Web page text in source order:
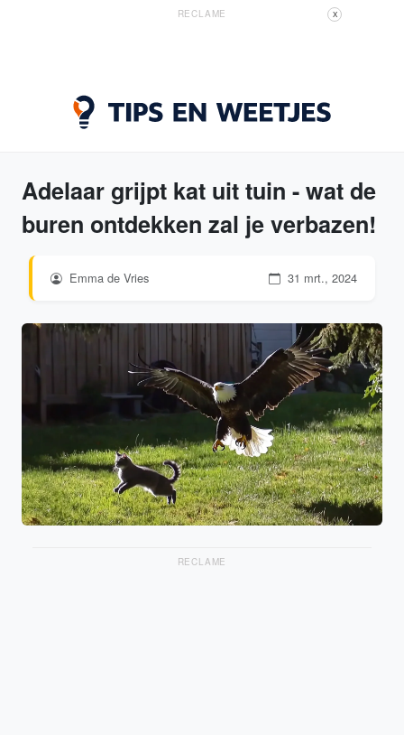
RECLAME X
Adelaar grijpt kat uit tuin - wat de
buren ontdekken zal je verbazen!
Emma de Vries 31 mrt., 2024
RECLAME